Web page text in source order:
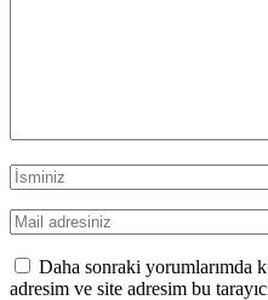
Daha sonraki yorumlarımda
adresim ve site adresim bu